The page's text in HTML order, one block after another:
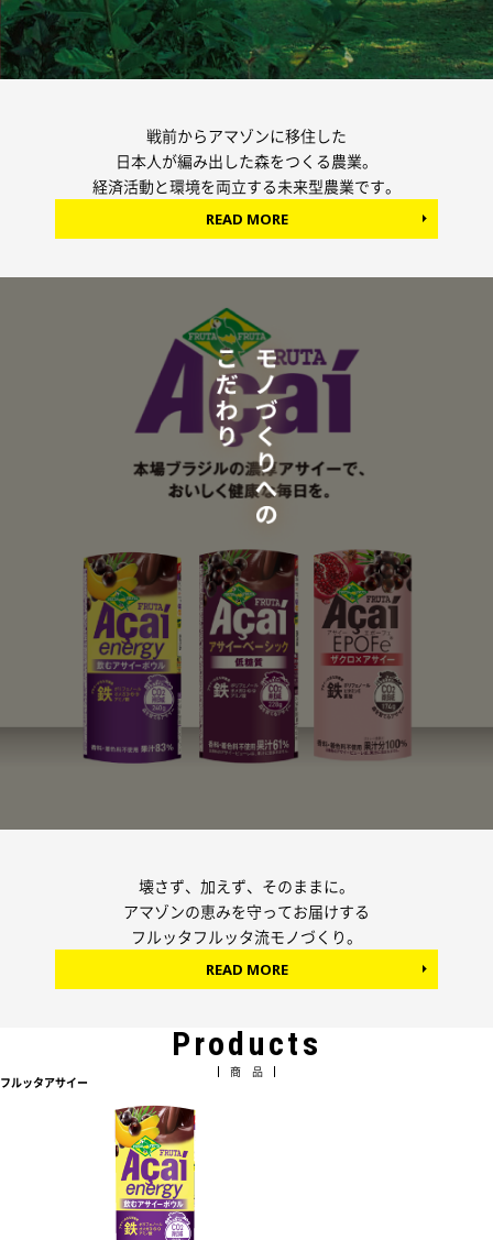
戦前からアマゾンに移住した
日本人が編み出した森をつくる農業。
経済活動と環境を両立する未来型農業です。
READ MORE
壊さず、加えず、そのままに。
アマゾンの恵みを守ってお届けする
フルッタフルッタ流モノづくり。
READ MORE
Products
商 品
フルッタアサイー